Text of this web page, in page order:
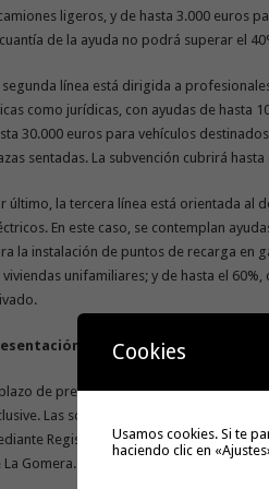
ligeros, y de hasta 3.000 euros
cuantía de la ayuda no podrá superar el
segunda línea está dirigida a
como jurídicas, con ayudas de hasta
30.000 euros para vehículos
sentadas. La subvención cubrirá
último, la tercera línea está orientada al
En este caso, se contemplan
la instalación de puntos de recarga en
viviendas unifamiliares; y de hasta el
de solicitudes
de presentación de solicitudes
Las solicitudes deberán
Registro de Entrada presencial o
La Gomera.
Cookies
Usamos cookies. Si te
haciendo clic en